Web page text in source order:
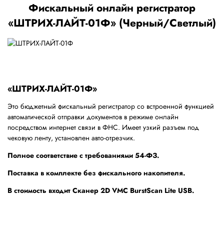
Фискальный онлайн регистратор
«ШТРИХ-ЛАЙТ-01Ф» (Черный/Светлый)
«ШТРИХ-ЛАЙТ-01Ф»
Это бюджетный фискальный регистратор со встроенной функцией
автоматической отправки документов в режиме онлайн
посредством интернет связи в ФНС. Имеет узкий разъем под
чековую ленту, установлен авто-отрезчик.
Полное соответствие с требованиями 54-ФЗ.
Поставка в комплекте без фискального накопителя.
В стоимость входит Сканер 2D VMC BurstScan Lite USB.